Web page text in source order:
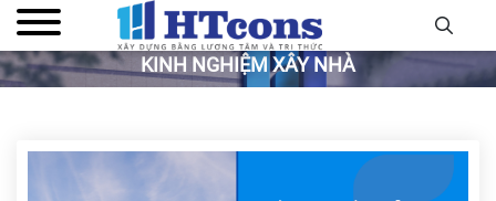
KINH NGHIỆM XÂY NHÀ